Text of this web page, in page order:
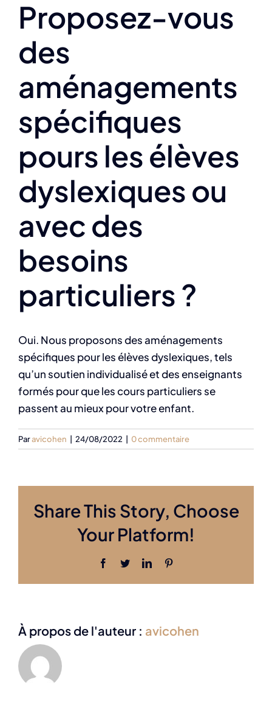
Proposez-vous
des
aménagements
spécifiques
pours les élèves
dyslexiques ou
avec des
besoins
particuliers ?
Oui. Nous proposons des aménagements
spécifiques pour les élèves dyslexiques, tels
qu’un soutien individualisé et des enseignants
formés pour que les cours particuliers se
passent au mieux pour votre enfant.
Paravicohen 24/08/2022 0 commentaire
Share This Story, Choose
Your Platform!
Facebook
TwitterLinkedIn
À propos de l'auteur : avicohen